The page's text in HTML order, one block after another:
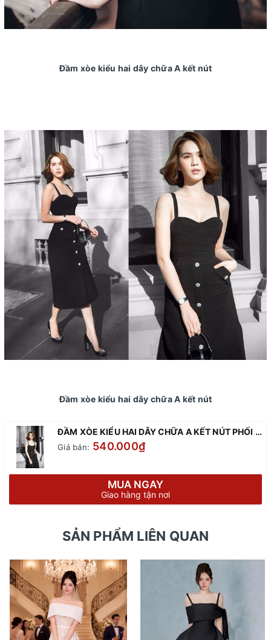
Đầm xòe kiểu hai dây chữa A kết nút
Đầm xòe kiểu hai dây chữa A kết nút
ĐẦM XÒE KIỂU HAI DÂY CHỮA A KẾT NÚT PHỐI TÚI
Giá bán: 540.000₫
MUA NGAY
Giao hàng tận nơi
SẢN PHẨM LIÊN QUAN